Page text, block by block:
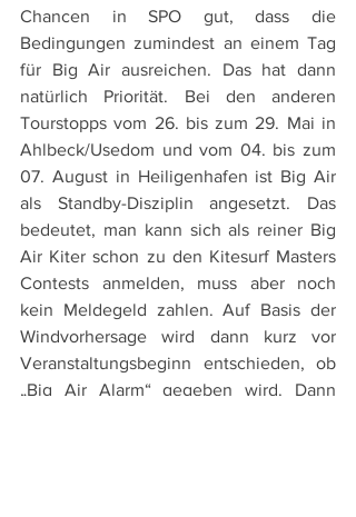
Chancen in SPO gut, dass die
Bedingungen zumindest an einem Tag
für Big Air ausreichen. Das hat dann
natürlich Priorität. Bei den anderen
Tourstopps vom 26. bis zum 29. Mai in
Ahlbeck/Usedom und vom 04. bis zum
07. August in Heiligenhafen ist Big Air
als Standby-Disziplin angesetzt. Das
bedeutet, man kann sich als reiner Big
Air Kiter schon zu den Kitesurf Masters
Contests anmelden, muss aber noch
kein Meldegeld zahlen. Auf Basis der
Windvorhersage wird dann kurz vor
Veranstaltungsbeginn entschieden, ob
„Big Air Alarm“ gegeben wird. Dann